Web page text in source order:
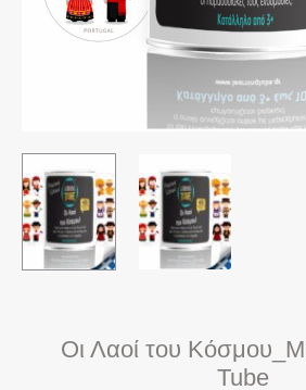
Οι Λαοί του
Tube